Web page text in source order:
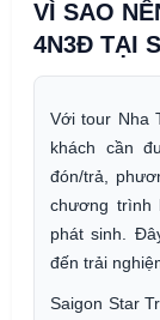
VÌ SAO
4N3Đ TẠI
Với tour Nha
khách cần
đón/trả,
chương trình
phát sinh.
đến trải
Saigon Star